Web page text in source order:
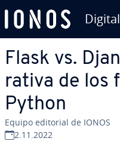
Flask vs.
ra­ti­va de los
Python
Equipo editorial de IONOS
2.11.2022